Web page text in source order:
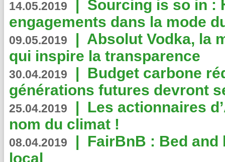
14.05.2019 | Sourcing is so in :
engagements dans la mode
09.05.2019 | Absolut Vodka, la
qui inspire la transparence
30.04.2019 | Budget carbone
générations futures devront
25.04.2019 | Les actionnaires
nom du climat !
08.04.2019 | FairBnB : Bed
local